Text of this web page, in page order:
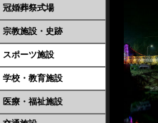
冠婚葬祭式場
宗教施設・史跡
スポーツ施設
学校・教育施設
医療・福祉施設